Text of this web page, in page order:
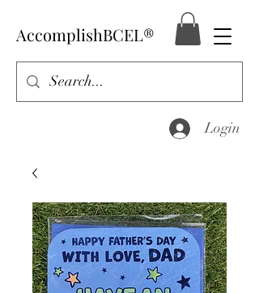
AccomplishBCEL®
Login